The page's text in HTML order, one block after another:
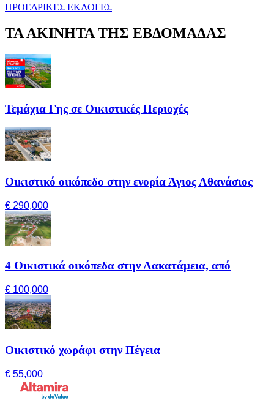
ΠΡΟΕΔΡΙΚΕΣ ΕΚΛΟΓΕΣ
ΤΑ ΑΚΙΝΗΤΑ ΤΗΣ ΕΒΔΟΜΑΔΑΣ
Τεμάχια Γης σε Οικιστικές Περιοχές
Οικιστικό οικόπεδο στην ενορία Άγιος Αθανάσιος
€ 290,000
4 Οικιστικά οικόπεδα στην Λακατάμεια, από
€ 100,000
Οικιστικό χωράφι στην Πέγεια
€ 55,000